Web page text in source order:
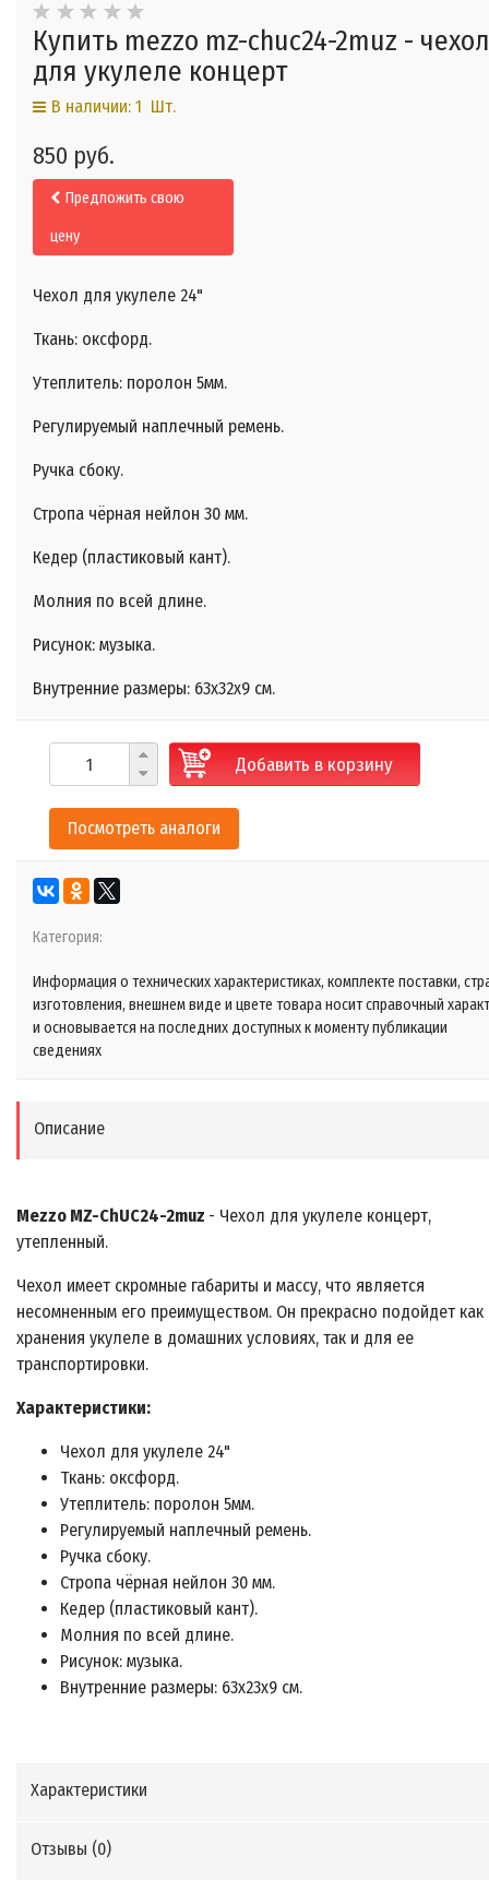
Купить mezzo mz-chuc24-2muz - чехол
для укулеле концерт
В наличии: 1 Шт.
850 руб.
Предложить свою
цену
Чехол для укулеле 24"
Ткань: оксфорд.
Утеплитель: поролон 5мм.
Регулируемый наплечный ремень.
Ручка сбоку.
Стропа чёрная нейлон 30 мм.
Кедер (пластиковый кант).
Молния по всей длине.
Рисунок: музыка.
Внутренние размеры: 63х32х9 см.
Добавить в корзину
Посмотреть аналоги
Категория:
Информация о технических характеристиках, комплекте поставки,
изготовления, внешнем виде и цвете товара носит справочный
и основывается на последних доступных к моменту публикации
сведениях
Описание
Mezzo MZ-ChUC24-2muz - Чехол для укулеле концерт,
утепленный.
Чехол имеет скромные габариты и массу, что является
несомненным его преимуществом. Он прекрасно подойдет как
хранения укулеле в домашних условиях, так и для ее
транспортировки.
Характеристики:
Чехол для укулеле 24"
Ткань: оксфорд.
Утеплитель: поролон 5мм.
Регулируемый наплечный ремень.
Ручка сбоку.
Стропа чёрная нейлон 30 мм.
Кедер (пластиковый кант).
Молния по всей длине.
Рисунок: музыка.
Внутренние размеры: 63х23х9 см.
Характеристики
Отзывы (0)